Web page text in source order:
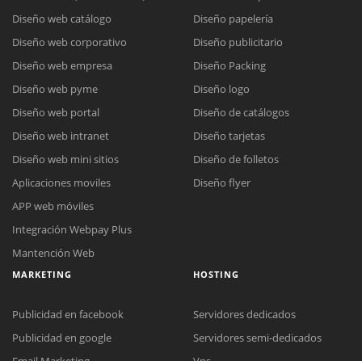
Diseño web catálogo
Diseño web corporativo
Diseño web empresa
Diseño web pyme
Diseño web portal
Diseño web intranet
Diseño web mini sitios
Aplicaciones moviles
APP web móviles
Integración Webpay Plus
Mantención Web
Diseño papelería
Diseño publicitario
Diseño Packing
Diseño logo
Diseño de catálogos
Diseño tarjetas
Diseño de folletos
Diseño flyer
MARKETING
Publicidad en facebook
Publicidad en google
HOSTING
Servidores dedicados
Servidores semi-dedicados